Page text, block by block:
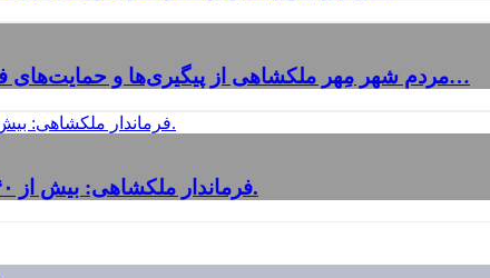
مردم شهر مِهر ملکشاهی از پیگیری‌ها و حمایت‌های فرماندار محترم، جناب آقای عباس شیخی در…
فرماندار ملکشاهی: بیش از ۴۰ نفر در سامد مشکلات خود را مطرح کردند.